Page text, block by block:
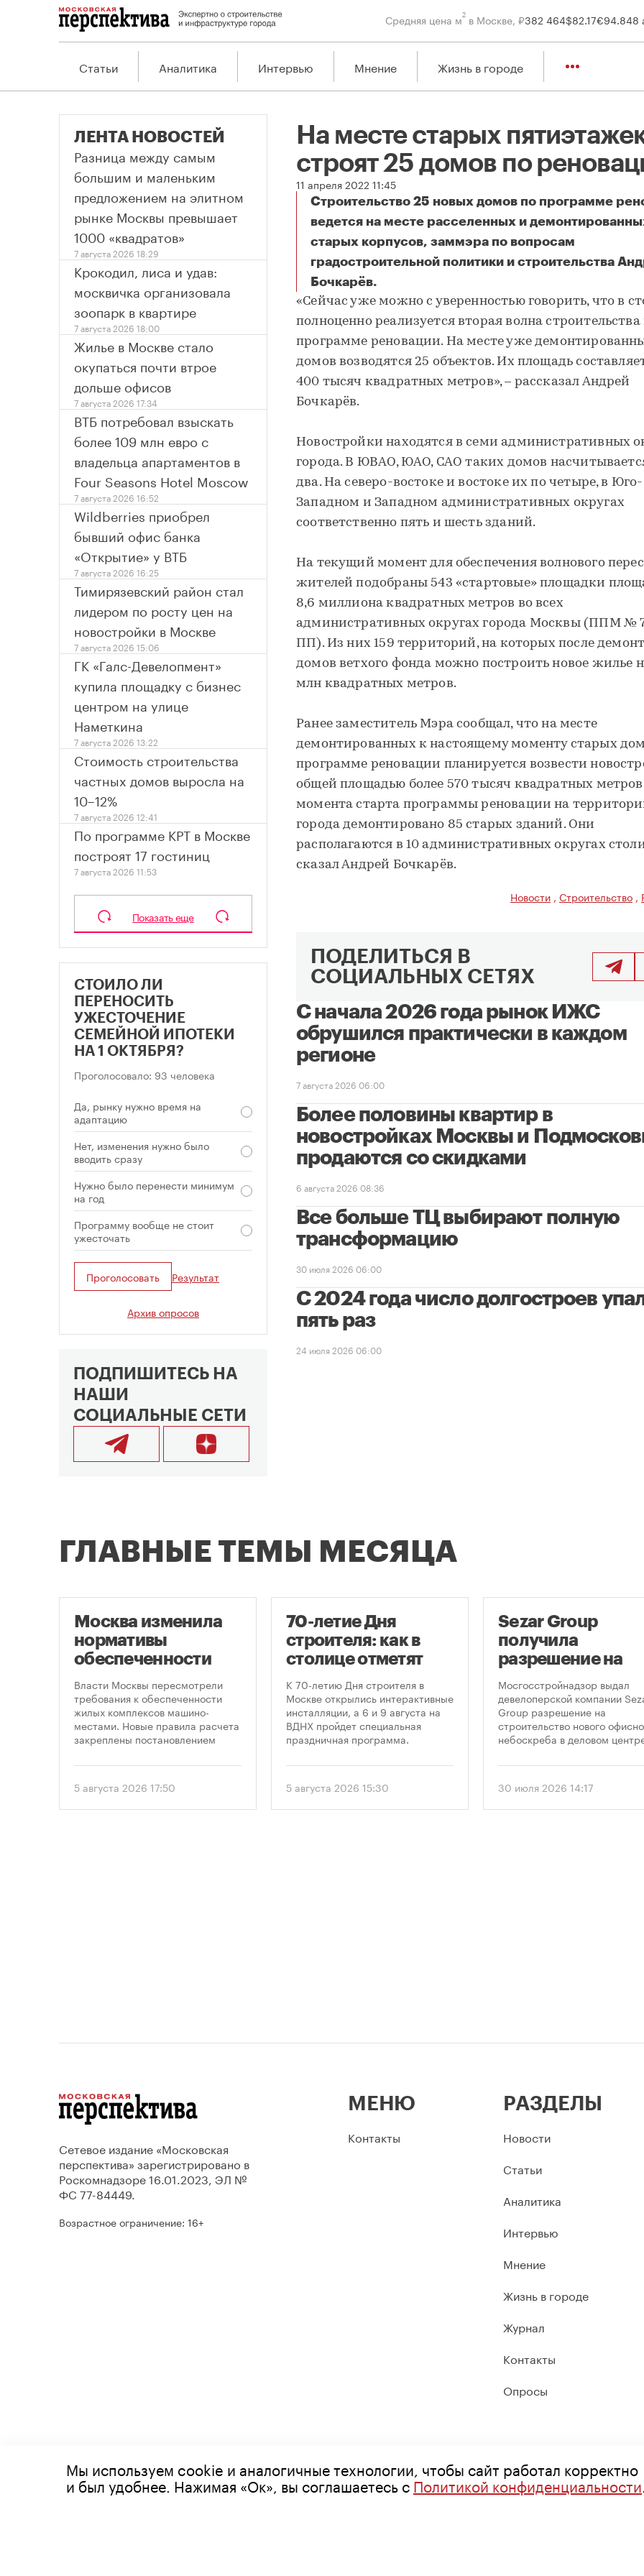
Средняя цена м2 в Москве, ₽382 464$82.17€94.848
Статьи Аналитика Интервью Мнение Жизнь в городе
На месте старых
строят 25 домов по
11 апреля 2022 11:45
Строительство 25 новых домов по программе
ведется на месте расселенных и
старых корпусов, заммэра по вопросам
градостроительной политики и строительства
Бочкарёв.
На месте старых пятиэтажек строят 25 домов по реновации
«Сейчас уже можно с уверенностью говорить, что в
полноценно реализуется вторая волна строительства
программе реновации. На месте уже
домов возводятся 25 объектов. Их площадь
400 тысяч квадратных метров», – рассказал Андрей
Бочкарёв.
Новостройки находятся в семи административных
города. В ЮВАО, ЮАО, САО таких домов
два. На северо-востоке и востоке их по четыре, в Юго-
Западном и Западном административных округах
соответственно пять и шесть зданий.
На текущий момент для обеспечения волнового
жителей подобраны 543 «стартовые» площадки
8,6 миллиона квадратных метров во всех
административных округах города Москвы (ППМ №
ПП). Из них 159 территорий, на которых после
домов ветхого фонда можно построить новое жилье
млн квадратных метров.
Ранее заместитель Мэра сообщал, что на месте
демонтированных к настоящему моменту старых
программе реновации планируется возвести
общей площадью более 570 тысяч квадратных
момента старта программы реновации на
города демонтировано 85 старых зданий. Они
располагаются в 10 административных округах
сказал Андрей Бочкарёв.
Новости , Строительство ,
ПОДЕЛИТЬСЯ В
СОЦИАЛЬНЫХ СЕТЯХ
С начала 2026 года рынок ИЖС
обрушился практически в каждом
регионе
7 августа 2026 06:00
Более половины квартир в
новостройках Москвы и
продаются со скидками
6 августа 2026 08:36
Все больше ТЦ выбирают полную
трансформацию
30 июля 2026 06:00
С 2024 года число долгостроев
пять раз
24 июля 2026 06:00
ЛЕНТА НОВОСТЕЙ
Разница между самым
большим и маленьким
предложением на элитном
рынке Москвы превышает
1000 «квадратов»
7 августа 2026 18:29
Крокодил, лиса и удав:
москвичка организовала
зоопарк в квартире
7 августа 2026 18:00
Жилье в Москве стало
окупаться почти втрое
дольше офисов
7 августа 2026 17:34
ВТБ потребовал взыскать
более 109 млн евро с
владельца апартаментов в
Four Seasons Hotel Moscow
7 августа 2026 16:52
Wildberries приобрел
бывший офис банка
«Открытие» у ВТБ
7 августа 2026 16:25
Тимирязевский район стал
лидером по росту цен на
новостройки в Москве
7 августа 2026 15:06
ГК «Галс-Девелопмент»
купила площадку с бизнес
центром на улице
Наметкина
7 августа 2026 13:22
Стоимость строительства
частных домов выросла на
10–12%
7 августа 2026 12:41
По программе КРТ в Москве
построят 17 гостиниц
7 августа 2026 11:53
Показать еще
СТОИЛО ЛИ
ПЕРЕНОСИТЬ
УЖЕСТОЧЕНИЕ
СЕМЕЙНОЙ ИПОТЕКИ
НА 1 ОКТЯБРЯ?
Проголосовало: 93 человека
Да, рынку нужно время на
адаптацию
Нет, изменения нужно было
вводить сразу
Нужно было перенести минимум
на год
Программу вообще не стоит
ужесточать
Проголосовать Результат
Архив опросов
ПОДПИШИТЕСЬ НА
НАШИ
СОЦИАЛЬНЫЕ СЕТИ
ГЛАВНЫЕ ТЕМЫ МЕСЯЦА
Москва изменила
нормативы
обеспеченности
новостроек
парковками
Власти Москвы пересмотрели
требования к обеспеченности
жилых комплексов машино-
местами. Новые правила расчета
закреплены постановлением
от 5 августа 2026 года. Документ
подход к определению
необходимого количества
5 августа 2026 17:50
70-летие Дня
строителя: как в
столице отметят
круглую дату
профессионального
праздника
К 70-летию Дня строителя в
Москве открылись интерактивные
инсталляции, а 6 и 9 августа на
ВДНХ пройдет специальная
праздничная программа.
5 августа 2026 15:30
Sezar Group
получила
разрешение на
строительство
небоскреба в
«Москва-Сити»
Мосгосстройнадзор выдал
девелоперской компании
Group разрешение на
строительство нового
небоскреба в деловом
предусматривает
метров.
30 июля 2026 14:17
Сетевое издание «Московская
перспектива» зарегистрировано в
Роскомнадзоре 16.01.2023, ЭЛ №
ФС 77-84449.
Возрастное ограничение: 16+
МЕНЮ
Контакты
РАЗДЕЛЫ
Новости
Статьи
Аналитика
Интервью
Мнение
Жизнь в городе
Журнал
Контакты
Опросы
© 2026 Все права защищены
Мы используем cookie и аналогичные технологии, чтобы сайт работал корректно
и был удобнее. Нажимая «Ок», вы соглашаетесь сПолитикой конфиденциальности